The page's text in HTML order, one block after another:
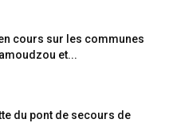
cours sur les communes
et...
du pont de secours de